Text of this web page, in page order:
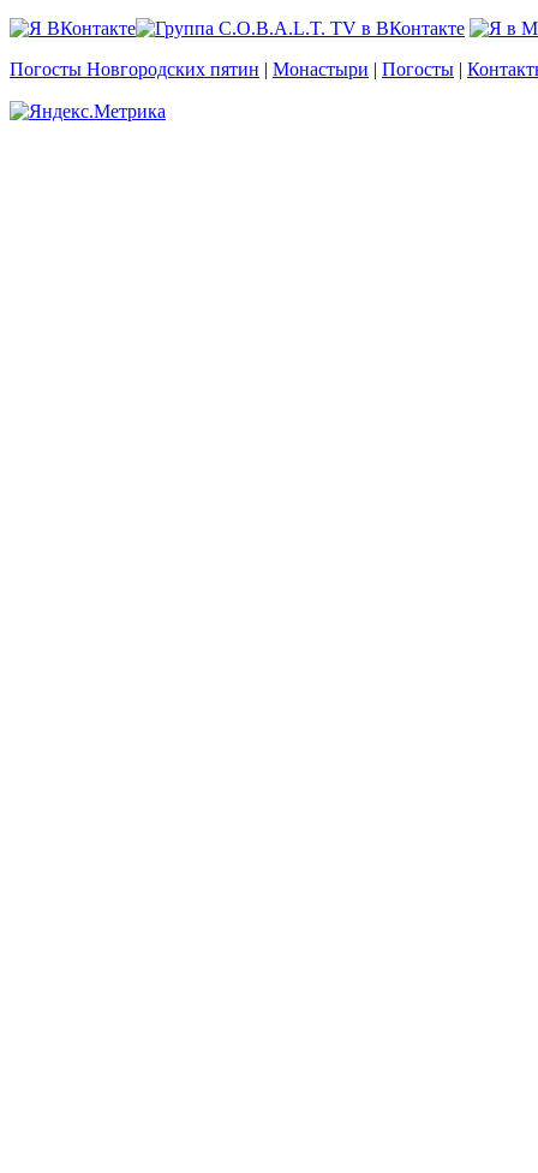
Погосты Новгородских пятин | Монастыри | Погосты |